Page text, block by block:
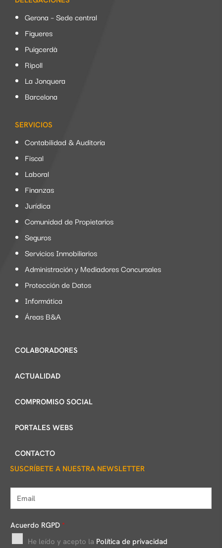
Gerona – Sede central
Figueres
Puigcerdà
Ripoll
La Jonquera
Barcelona
SERVICIOS
Contabilidad & Auditoría
Fiscal
Laboral
Finanzas
Jurídica
Comunidad de Propietarios
Seguros
Servicios Inmobiliarios
Administración y Mediadores Concursales
Protección de Datos
Informática
Áreas B&A
COLABORADORES
ACTUALIDAD
COMPROMISO SOCIAL
PORTALES WEBS
CONTACTO
SUSCRÍBETE A NUESTRA NEWSLETTER
m
a
Acuerdo RGPD *
He leído y acepto la Política de privacidad